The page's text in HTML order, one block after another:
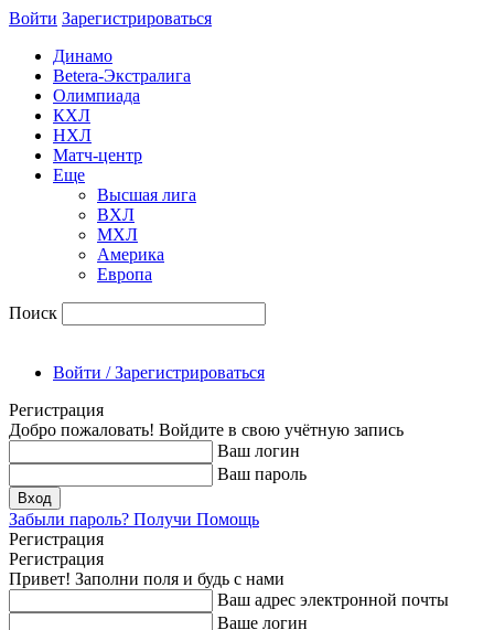
Войти Зарегиcтрироваться
Динамо
Betera-Экстралига
Олимпиада
КХЛ
НХЛ
Матч-центр
Еще
Высшая лига
ВХЛ
МХЛ
Америка
Европа
Поиск
Войти / Зарегистрироваться
Регистрация
Добро пожаловать! Войдите в свою учётную запись
Ваш логин
Ваш пароль
Забыли пароль? Получи Помощь
Регистрация
Регистрация
Привет! Заполни поля и будь с нами
Ваш адрес электронной почты
Ваше логин